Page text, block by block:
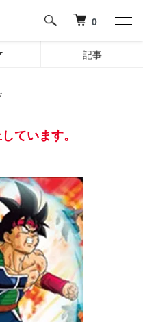
0
記事
ています。